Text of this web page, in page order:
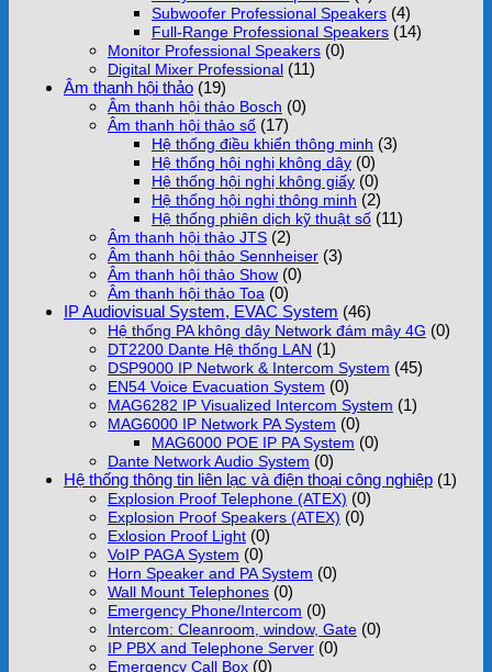
Subwoofer Professional Speakers (4)
Full-Range Professional Speakers (14)
Monitor Professional Speakers (0)
Digital Mixer Professional (11)
Âm thanh hội thảo (19)
Âm thanh hội thảo Bosch (0)
Âm thanh hội thảo số (17)
Hệ thống điều khiển thông minh (3)
Hệ thống hội nghị không dây (0)
Hệ thống hội nghị không giấy (0)
Hệ thống hội nghị thông minh (2)
Hệ thống phiên dịch kỹ thuật số (11)
Âm thanh hội thảo JTS (2)
Âm thanh hội thảo Sennheiser (3)
Âm thanh hội thảo Show (0)
Âm thanh hội thảo Toa (0)
IP Audiovisual System, EVAC System (46)
Hệ thống PA không dây Network đám mây 4G (0)
DT2200 Dante Hệ thống LAN (1)
DSP9000 IP Network & Intercom System (45)
EN54 Voice Evacuation System (0)
MAG6282 IP Visualized Intercom System (1)
MAG6000 IP Network PA System (0)
MAG6000 POE IP PA System (0)
Dante Network Audio System (0)
Hệ thống thông tin liên lạc và điện thoại công nghiệp (1)
Explosion Proof Telephone (ATEX) (0)
Explosion Proof Speakers (ATEX) (0)
Exlosion Proof Light (0)
VoIP PAGA System (0)
Horn Speaker and PA System (0)
Wall Mount Telephones (0)
Emergency Phone/Intercom (0)
Intercom: Cleanroom, window, Gate (0)
IP PBX and Telephone Server (0)
Emergency Call Box (0)